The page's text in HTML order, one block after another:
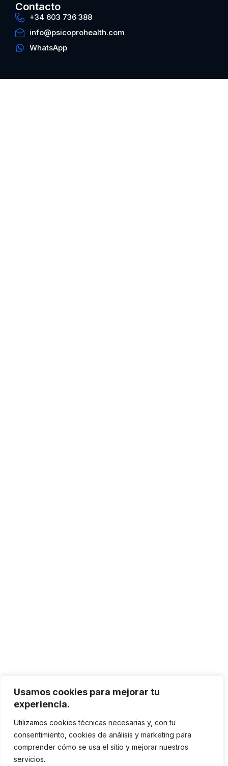
Usamos cookies para mejorar tu
experiencia.
Utilizamos cookies técnicas necesarias y, con tu
consentimiento, cookies de análisis y marketing para
comprender cómo se usa el sitio y mejorar nuestros
servicios.
Contacto
+34 603 736 388
info@psicoprohealth.com
WhatsApp